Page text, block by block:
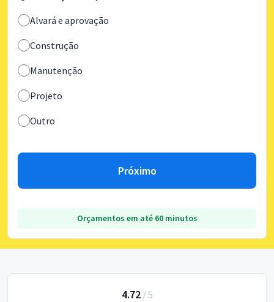
Alvará e aprovação
Construção
Manutenção
Projeto
Outro
Próximo
Orçamentos em até 60 minutos
4.72/ 5